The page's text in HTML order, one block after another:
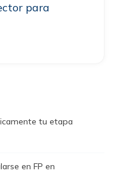
para
tu etapa
en FP en